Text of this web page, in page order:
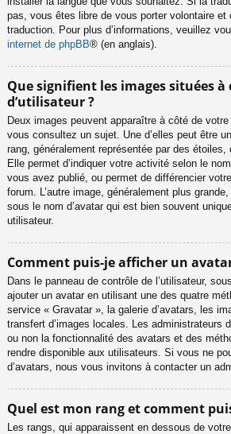
pas, vous êtes libre de vous porter volontaire et
traduction. Pour plus d’informations, veuillez
internet de phpBB® (en anglais).
Que signifient les images situées à
d’utilisateur ?
Deux images peuvent apparaître à côté de
vous consultez un sujet. Une d’elles peut être
rang, généralement représentée par des étoiles,
Elle permet d’indiquer votre activité selon le
vous avez publié, ou permet de différencier
forum. L’autre image, généralement plus
sous le nom d’avatar qui est bien souvent
utilisateur.
Comment puis-je afficher un
Dans le panneau de contrôle de l’utilisateur,
ajouter un avatar en utilisant une des quatre
service « Gravatar », la galerie d’avatars, les
transfert d’images locales. Les administrateurs
ou non la fonctionnalité des avatars et des
rendre disponible aux utilisateurs. Si vous ne
d’avatars, nous vous invitons à contacter un
Quel est mon rang et comment
Les rangs, qui apparaissent en dessous de